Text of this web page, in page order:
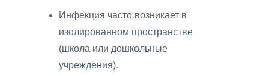
Инфекция часто возникает в
изолированном пространстве
(школа или дошкольные
учреждения).